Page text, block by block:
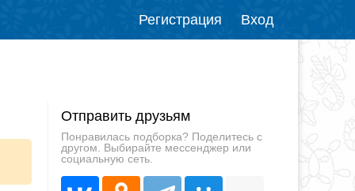
Регистрация Вход
Отправить друзьям
Понравилась подборка? Поделитесь с
другом. Выбирайте мессенджер или
социальную сеть.